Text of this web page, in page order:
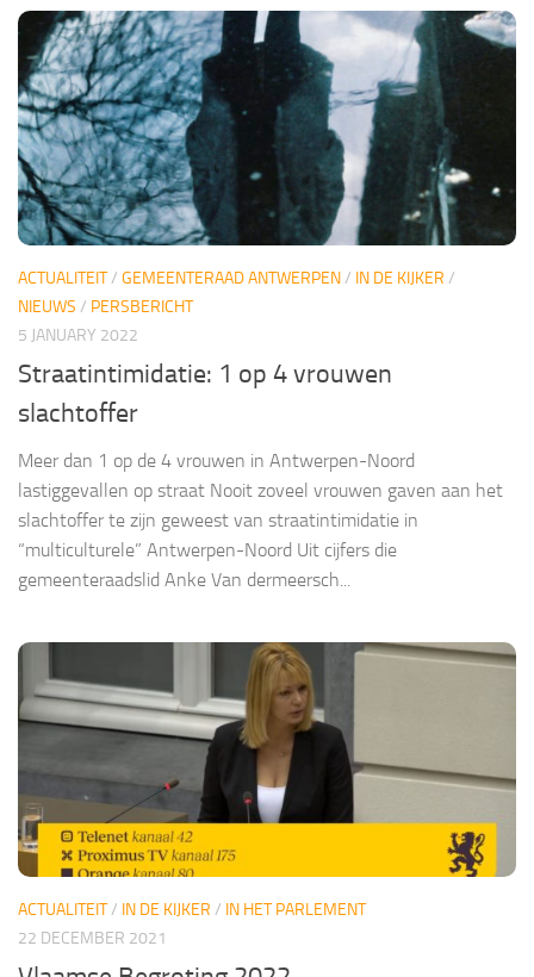
ACTUALITEIT/ GEMEENTERAAD ANTWERPEN/ IN DE KIJKER /
NIEUWS / PERSBERICHT
5 JANUARY 2022
Straatintimidatie: 1 op 4 vrouwen
slachtoffer
Meer dan 1 op de 4 vrouwen in Antwerpen-Noord
lastiggevallen op straat Nooit zoveel vrouwen gaven aan het
slachtoffer te zijn geweest van straatintimidatie in
“multiculturele” Antwerpen-Noord Uit cijfers die
gemeenteraadslid Anke Van dermeersch...
ACTUALITEIT/ IN DE KIJKER / IN HET PARLEMENT
22 DECEMBER 2021